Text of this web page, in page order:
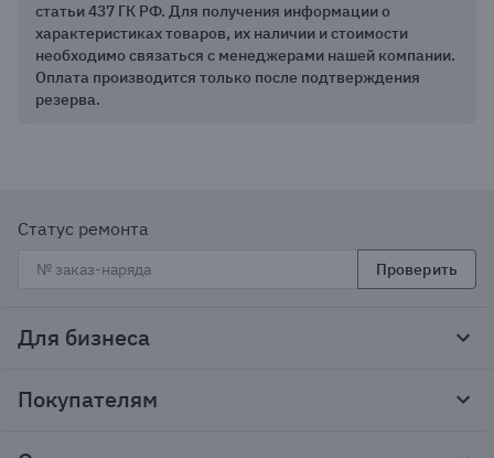
статьи 437 ГК РФ. Для получения информации о
характеристиках товаров, их наличии и стоимости
необходимо связаться с менеджерами нашей компании.
Оплата производится только после подтверждения
резерва.
Статус ремонта
Проверить
Для бизнеса
Тендеры и гос закупки
Покупателям